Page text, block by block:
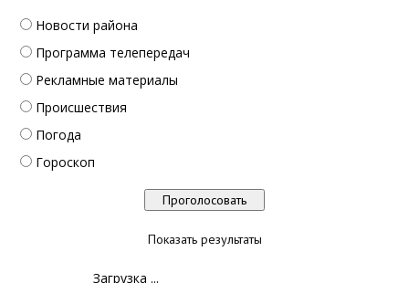
Новости района
Программа телепередач
Рекламные материалы
Происшествия
Погода
Гороскоп
Показать результаты
Загрузка ...